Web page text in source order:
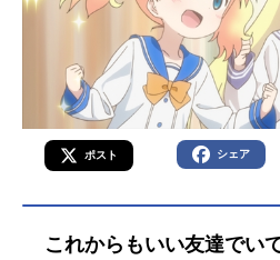
ポスト シェア
これからもいい友達でい